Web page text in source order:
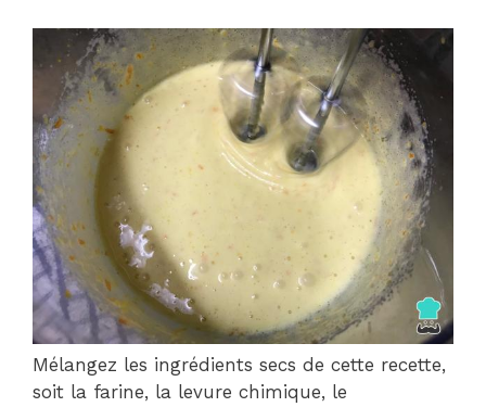
Mélangez les ingrédients secs de cette recette,
soit la farine, la levure chimique, le